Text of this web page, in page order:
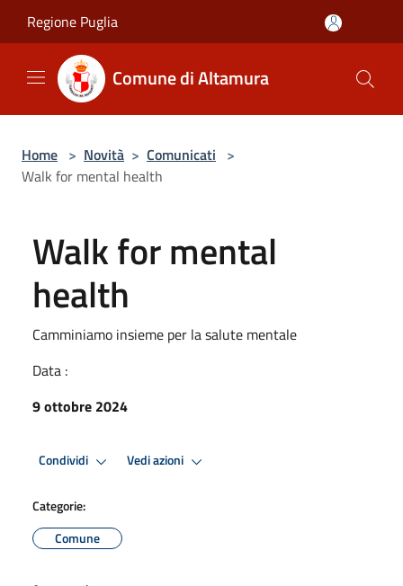
Regione Puglia
Comune di Altamura
Home > Novità > Comunicati >
Walk for mental health
Walk for mental
health
Camminiamo insieme per la salute mentale
Data :
9 ottobre 2024
Condividi Vedi azioni
Categorie:
Comune